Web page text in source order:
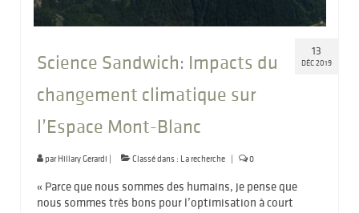
13
DÉC 2019
Science Sandwich: Impacts du
changement climatique sur
l’Espace Mont-Blanc
parHillary Gerardi | Classé dans : La recherche | 0
« Parce que nous sommes des humains, je pense que
nous sommes très bons pour l’optimisation à court